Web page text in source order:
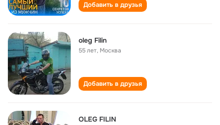
Добавить в друзья
oleg Filin
55 лет, Москва
Добавить в друзья
OLEG FILIN